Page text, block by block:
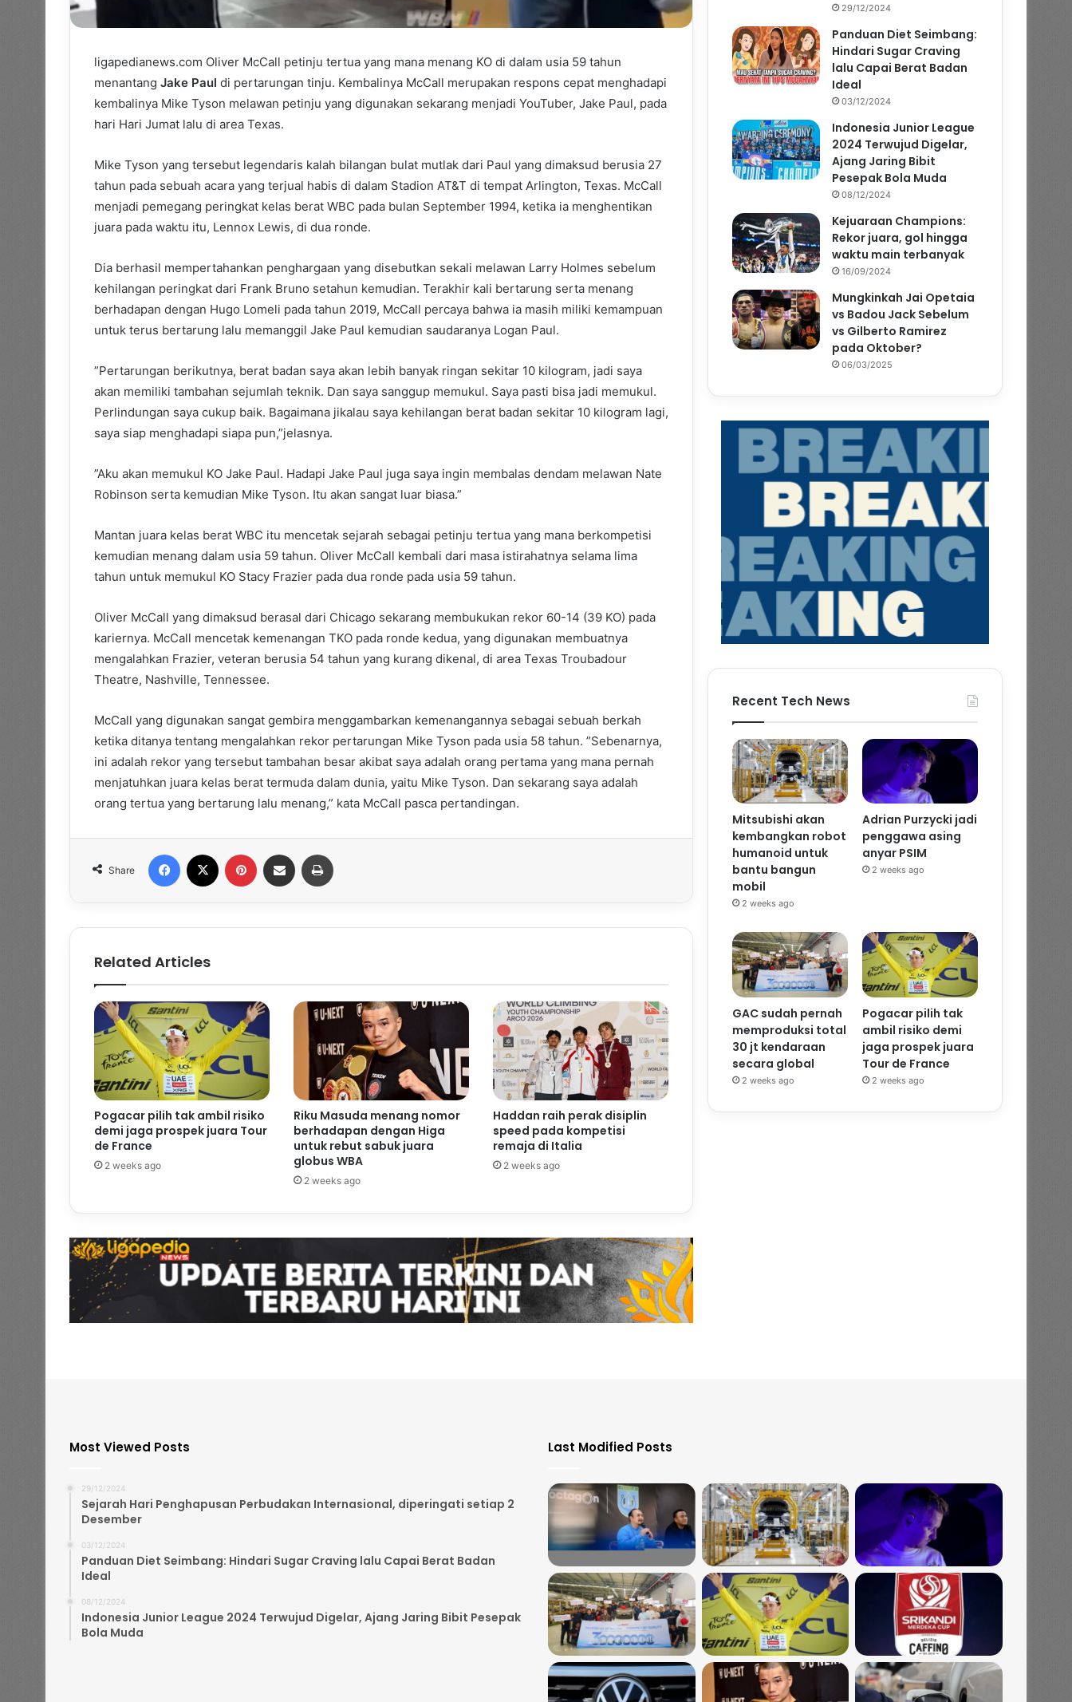
ligapedianews.com Oliver McCall petinju tertua yang mana menang KO di dalam usia 59 tahun
menantang Jake Paul di pertarungan tinju. Kembalinya McCall merupakan respons cepat menghadapi
kembalinya Mike Tyson melawan petinju yang digunakan sekarang menjadi YouTuber, Jake Paul, pada
hari Hari Jumat lalu di area Texas.
Mike Tyson yang tersebut legendaris kalah bilangan bulat mutlak dari Paul yang dimaksud berusia 27
tahun pada sebuah acara yang terjual habis di dalam Stadion AT&T di tempat Arlington, Texas. McCall
menjadi pemegang peringkat kelas berat WBC pada bulan September 1994, ketika ia menghentikan
juara pada waktu itu, Lennox Lewis, di dua ronde.
Dia berhasil mempertahankan penghargaan yang disebutkan sekali melawan Larry Holmes sebelum
kehilangan peringkat dari Frank Bruno setahun kemudian. Terakhir kali bertarung serta menang
berhadapan dengan Hugo Lomeli pada tahun 2019, McCall percaya bahwa ia masih miliki kemampuan
untuk terus bertarung lalu memanggil Jake Paul kemudian saudaranya Logan Paul.
”Pertarungan berikutnya, berat badan saya akan lebih banyak ringan sekitar 10 kilogram, jadi saya
akan memiliki tambahan sejumlah teknik. Dan saya sanggup memukul. Saya pasti bisa jadi memukul.
Perlindungan saya cukup baik. Bagaimana jikalau saya kehilangan berat badan sekitar 10 kilogram lagi,
saya siap menghadapi siapa pun,”jelasnya.
”Aku akan memukul KO Jake Paul. Hadapi Jake Paul juga saya ingin membalas dendam melawan Nate
Robinson serta kemudian Mike Tyson. Itu akan sangat luar biasa.”
Mantan juara kelas berat WBC itu mencetak sejarah sebagai petinju tertua yang mana berkompetisi
kemudian menang dalam usia 59 tahun. Oliver McCall kembali dari masa istirahatnya selama lima
tahun untuk memukul KO Stacy Frazier pada dua ronde pada usia 59 tahun.
Oliver McCall yang dimaksud berasal dari Chicago sekarang membukukan rekor 60-14 (39 KO) pada
kariernya. McCall mencetak kemenangan TKO pada ronde kedua, yang digunakan membuatnya
mengalahkan Frazier, veteran berusia 54 tahun yang kurang dikenal, di area Texas Troubadour
Theatre, Nashville, Tennessee.
McCall yang digunakan sangat gembira menggambarkan kemenangannya sebagai sebuah berkah
ketika ditanya tentang mengalahkan rekor pertarungan Mike Tyson pada usia 58 tahun. ”Sebenarnya,
ini adalah rekor yang tersebut tambahan besar akibat saya adalah orang pertama yang mana pernah
menjatuhkan juara kelas berat termuda dalam dunia, yaitu Mike Tyson. Dan sekarang saya adalah
orang tertua yang bertarung lalu menang,” kata McCall pasca pertandingan.
Share
Related Articles
Pogacar pilih tak ambil risiko
demi jaga prospek juara Tour
de France
2 weeks ago
Riku Masuda menang nomor
berhadapan dengan Higa
untuk rebut sabuk juara
globus WBA
2 weeks ago
Haddan raih perak disiplin
speed pada kompetisi
remaja di Italia
2 weeks ago
29/12/2024
Panduan Diet Seimbang:
Hindari Sugar Craving
lalu Capai Berat Badan
Ideal
03/12/2024
Indonesia Junior League
2024 Terwujud Digelar,
Ajang Jaring Bibit
Pesepak Bola Muda
08/12/2024
Kejuaraan Champions:
Rekor juara, gol hingga
waktu main terbanyak
16/09/2024
Mungkinkah Jai Opetaia
vs Badou Jack Sebelum
vs Gilberto Ramirez
pada Oktober?
06/03/2025
Recent Tech News
Mitsubishi akan
kembangkan robot
humanoid untuk
bantu bangun
mobil
2 weeks ago
Adrian Purzycki jadi
penggawa asing
anyar PSIM
2 weeks ago
GAC sudah pernah
memproduksi total
30 jt kendaraan
secara global
2 weeks ago
Pogacar pilih tak
ambil risiko demi
jaga prospek juara
Tour de France
2 weeks ago
Most Viewed Posts
29/12/2024
Sejarah Hari Penghapusan Perbudakan Internasional, diperingati setiap 2
Desember
03/12/2024
Panduan Diet Seimbang: Hindari Sugar Craving lalu Capai Berat Badan
Ideal
08/12/2024
Indonesia Junior League 2024 Terwujud Digelar, Ajang Jaring Bibit Pesepak
Bola Muda
Last Modified Posts